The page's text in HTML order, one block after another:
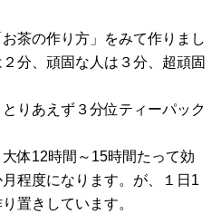
茶の作り方」をみて作りまし
分、頑固な人は３分、超頑固
りあえず３分位ティーパック
体12時間～15時間たって効
程度になります。が、１日1
置きしています。